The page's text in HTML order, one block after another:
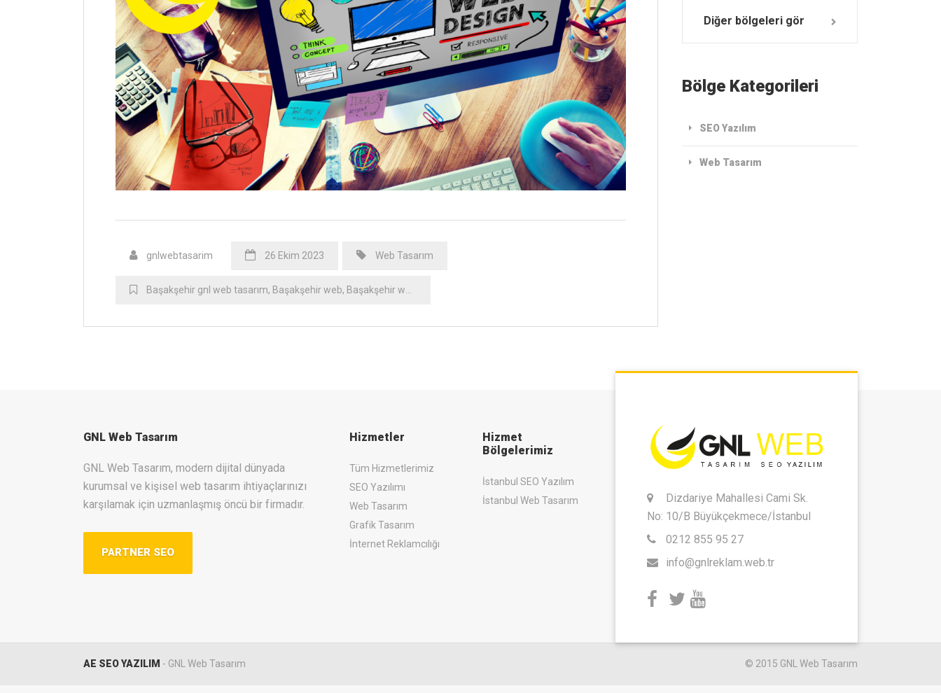
gnlwebtasarim 26 Ekim 2023 Web Tasarım
Başakşehir gnl web tasarım, Başakşehir web, Başakşehir web tasarım
Diğer bölgeleri gör
Bölge Kategorileri
SEO Yazılım
Web Tasarım
GNL Web Tasarım
GNL Web Tasarım, modern dijital dünyada
kurumsal ve kişisel web tasarım ihtiyaçlarınızı
karşılamak için uzmanlaşmış öncü bir firmadır.
PARTNER SEO
Hizmetler
Tüm Hizmetlerimiz
SEO Yazılımı
Web Tasarım
Grafik Tasarım
İnternet Reklamcılığı
Hizmet
Bölgelerimiz
İstanbul SEO Yazılım
İstanbul Web Tasarım
Dizdariye Mahallesi Cami Sk.
No: 10/B Büyükçekmece/İstanbul
0212 855 95 27
info@gnlreklam.web.tr
AE SEO YAZILIM - GNL Web Tasarım © 2015 GNL Web Tasarım